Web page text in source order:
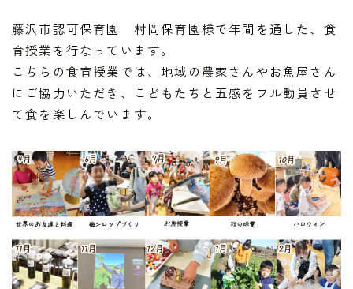
藤沢市認可保育園 村岡保育園様で年間を通した、食
育授業を行なっています。
こちらの食育授業では、地域の農家さんやお魚屋さん
にご協力いただき、こどもたちと五感をフル動員させ
て食を楽しんでいます。